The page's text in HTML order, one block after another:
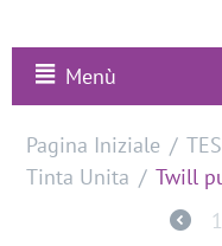
Menù
Pagina Iniziale /
Tinta Unita / Twill